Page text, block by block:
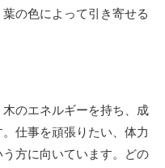
の色によって引き寄せる
のエネルギーを持ち、成
仕事を頑張りたい、体力
方に向いています。どの